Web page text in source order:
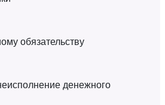
обязательству
денежного